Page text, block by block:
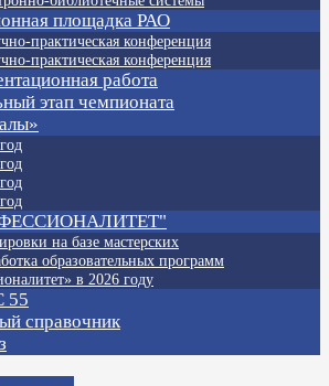
площадка РАО
практическая конференция
практическая конференция
работа
этап чемпионата
на базе мастерских
образовательных программ
в 2026 году
55
справочник